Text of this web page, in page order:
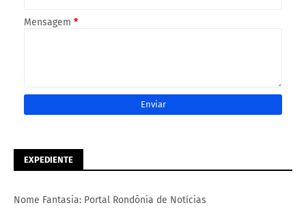
Mensagem *
EXPEDIENTE
Nome Fantasia: Portal Rondônia de Notícias